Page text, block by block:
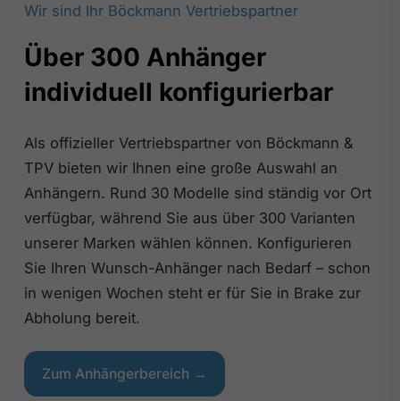
Wir sind Ihr Böckmann Vertriebspartner
Über 300 Anhänger
individuell konfigurierbar
Als offizieller Vertriebspartner von Böckmann &
TPV bieten wir Ihnen eine große Auswahl an
Anhängern. Rund 30 Modelle sind ständig vor Ort
verfügbar, während Sie aus über 300 Varianten
unserer Marken wählen können. Konfigurieren
Sie Ihren Wunsch-Anhänger nach Bedarf – schon
in wenigen Wochen steht er für Sie in Brake zur
Abholung bereit.
Zum Anhängerbereich →